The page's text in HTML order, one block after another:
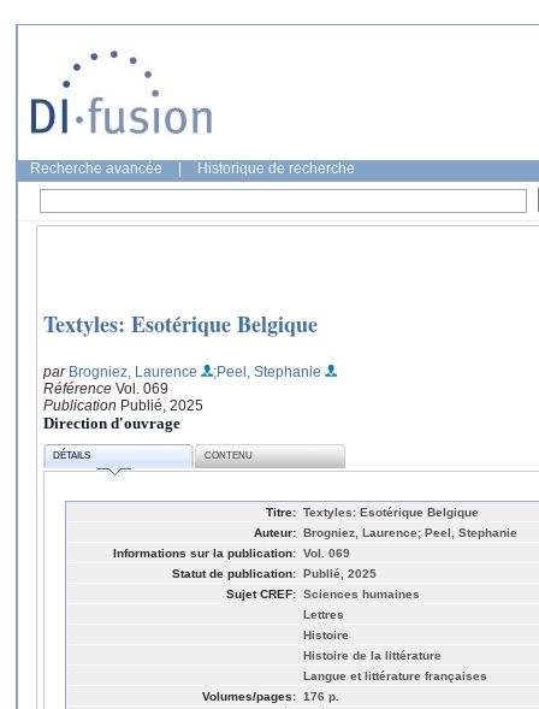
Recherche avancée Historique de recherche
Textyles: Esotérique Belgique
par Brogniez, Laurence
;Peel, Stephanie
Référence Vol. 069
Publication Publié, 2025
Direction d'ouvrage
DÉTAILS CONTENU
Titre: Textyles: Esotérique Belgique
Auteur: Brogniez, Laurence; Peel, Stephanie
Informations sur la publication: Vol. 069
Statut de publication: Publié, 2025
Sujet CREF: Sciences humaines
Lettres
Histoire
Histoire de la littérature
Langue et littérature françaises
Volumes/pages: 176 p.